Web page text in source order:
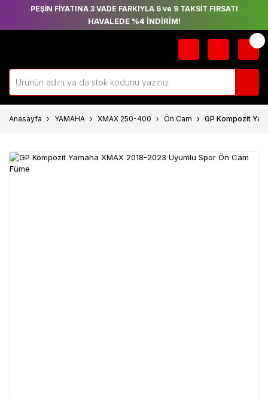
PEŞİN FİYATINA 3 VADE FARKIYLA 6 ve 9 TAKSİT FIRSATI
HAVALEDE %4 İNDİRİM!
Anasayfa YAMAHA XMAX 250-400 Ön Cam GP Kompozit